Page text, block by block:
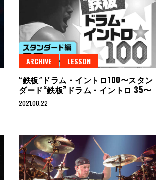
ARCHIVE LESSON
“鉄板”ドラム・イントロ100〜スタン
ダード“鉄板”ドラム・イントロ 35〜
2021.08.22